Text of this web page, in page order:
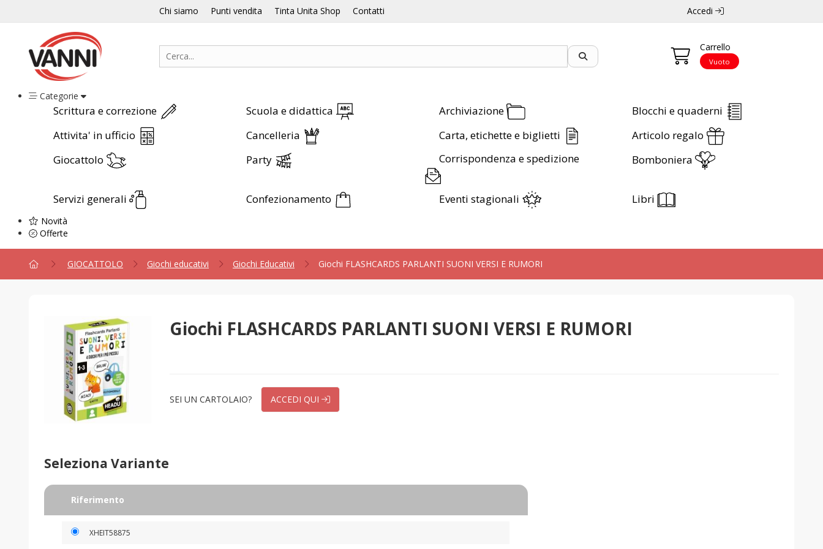
Chi siamo Punti vendita Tinta Unita Shop Contatti Accedi
Carrello
Vuoto
Categorie
Scrittura e correzione Scuola e didattica Archiviazione
Blocchi e quaderni
Attivita' in ufficio
Cancelleria Carta, etichette e biglietti
Articolo regalo
Giocattolo
Party Corrispondenza e spedizione Bomboniera
Servizi generali Confezionamento Eventi stagionali Libri
Novità
Offerte
GIOCATTOLO Giochi educativi Giochi Educativi Giochi FLASHCARDS PARLANTI SUONI VERSI E RUMORI
Giochi FLASHCARDS PARLANTI SUONI VERSI E RUMORI
SEI UN CARTOLAIO? ACCEDI QUI
Seleziona Variante
Riferimento
XHEIT58875